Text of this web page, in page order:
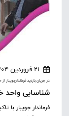
21 فروردین 1404
در جریان بازدید
شناسایی واحد
فرماندار جویبار با